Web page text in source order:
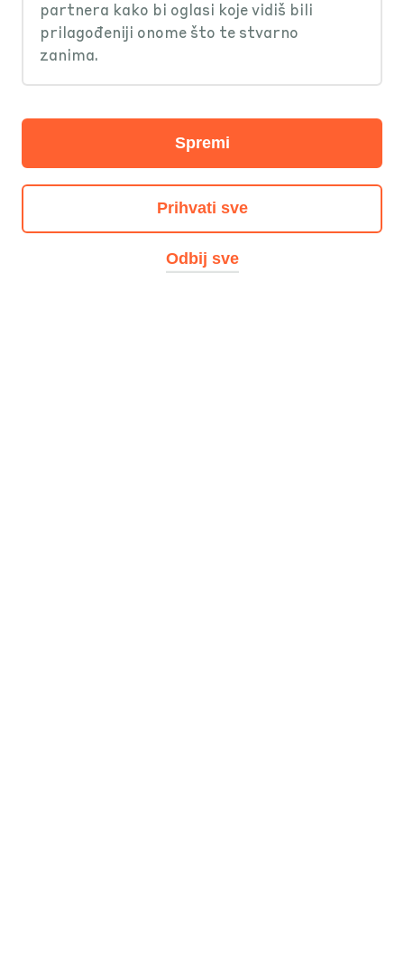
plaćanje parkinga
- keksanje!
Ne moraš tražiti automat niti slati
KEKS Pay unesi podatke o svom autu,
klikni "Lociraj me", odaberi trajanje
parkinga i povuci slider za plaćanje. I
partnera kako bi oglasi koje vidiš bili
prilagođeniji onome što te stvarno
zanima.
Spremi
Prihvati sve
Odbij sve